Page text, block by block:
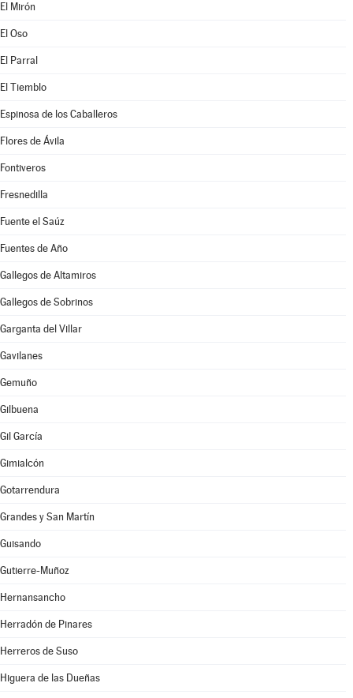
El Mirón
El Oso
El Parral
El Tiemblo
Espinosa de los Caballeros
Flores de Ávila
Fontiveros
Fresnedilla
Fuente el Saúz
Fuentes de Año
Gallegos de Altamiros
Gallegos de Sobrinos
Garganta del Villar
Gavilanes
Gemuño
Gilbuena
Gil García
Gimialcón
Gotarrendura
Grandes y San Martín
Guisando
Gutierre-Muñoz
Hernansancho
Herradón de Pinares
Herreros de Suso
Higuera de las Dueñas